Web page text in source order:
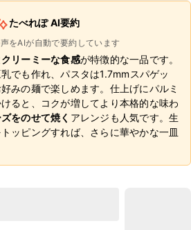
たべれぽ AI要約
をAIが自動で要約しています
リーミーな食感が特徴的な一品です。
でも作れ、パスタは1.7mmスパゲッ
みの麺で楽しめます。仕上げにパルミ
ると、コクが増してより本格的な味わ
をのせて焼く アレンジも人気です。生
ッピングすれば、さらに華やかな一皿